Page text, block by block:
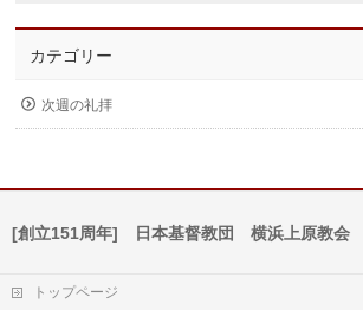
カテゴリー
次週の礼拝
[創立151周年] 日本基督教団 横浜上原教会
トップページ